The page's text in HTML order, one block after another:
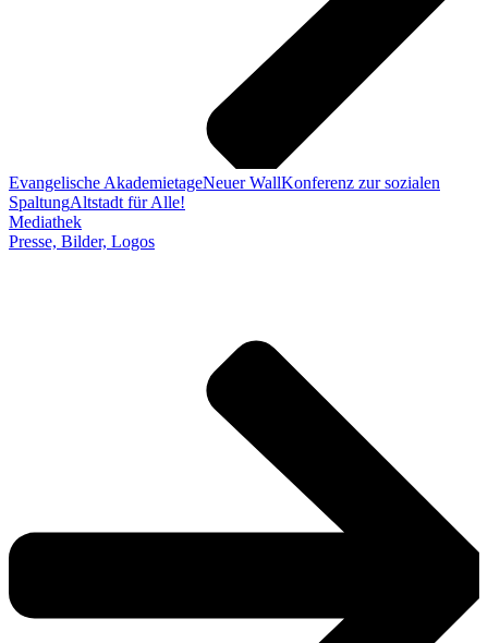
Evangelische AkademietageNeuer WallKonferenz zur sozialen
SpaltungAltstadt für Alle!
Mediathek
Presse, Bilder, Logos